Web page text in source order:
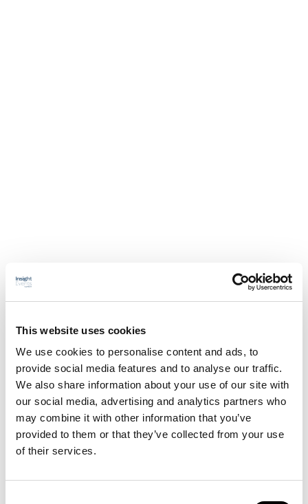
This website uses cookies
We use cookies to personalise content and ads, to
provide social media features and to analyse our traffic.
We also share information about your use of our site with
our social media, advertising and analytics partners who
may combine it with other information that you’ve
provided to them or that they’ve collected from your use
of their services.
relations sales och mediesamarbeten säkerställer relevant exponering
Våra samarbetspartners är nöjda!